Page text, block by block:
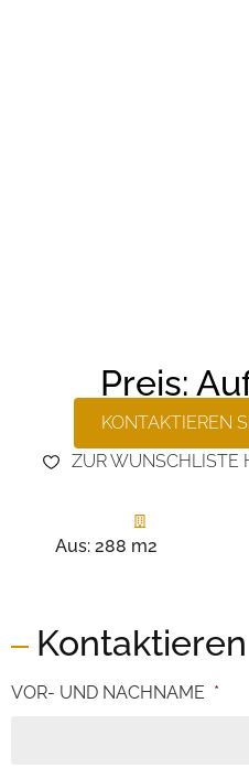
Preis:
KONTAKTIEREN
ZUR WUNSCHLISTE
Aus: 288 m2
VOR- UND NACHNAME *